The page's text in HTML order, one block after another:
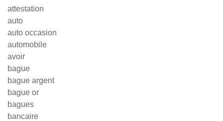
attestation
auto
auto occasion
automobile
avoir
bague
bague argent
bague or
bagues
bancaire